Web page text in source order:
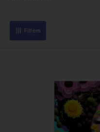
Filters